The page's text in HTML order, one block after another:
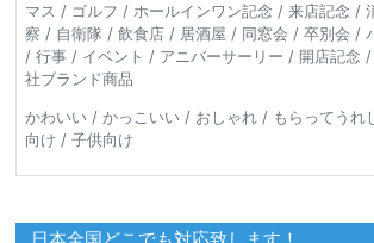
マス / ゴルフ / ホールインワン記念 / 来店記念 /
察 / 自衛隊 / 飲食店 / 居酒屋 / 同窓会 / 卒別会 /
/ 行事 / イベント / アニバーサーリー / 開店記念
社ブランド商品
かわいい / かっこいい / おしゃれ / もらってうれ
向け / 子供向け